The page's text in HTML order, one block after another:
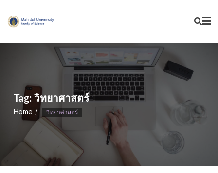
content
Tag: วิทยาศาสตร์
Home วิทยาศาสตร์